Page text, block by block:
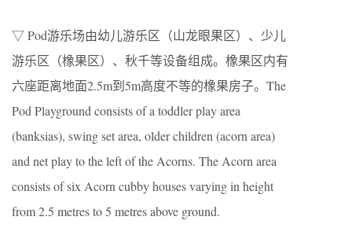
▽ Pod游乐场由幼儿游乐区（山龙眼果区）、少儿
游乐区（橡果区）、秋千等设备组成。橡果区内有
六座距离地面2.5m到5m高度不等的橡果房子。The
Pod Playground consists of a toddler play area
(banksias), swing set area, older children (acorn area)
and net play to the left of the Acorns. The Acorn area
consists of six Acorn cubby houses varying in height
from 2.5 metres to 5 metres above ground.